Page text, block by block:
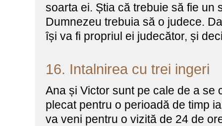
soarta ei. Știa că trebuie să fie un
Dumnezeu trebuia să o judece.
își va fi propriul ei judecător, și
16. Intalnirea cu trei ingeri
Ana și Victor sunt pe cale de a se
plecat pentru o perioadă de timp
va veni pentru o vizită de 24 de